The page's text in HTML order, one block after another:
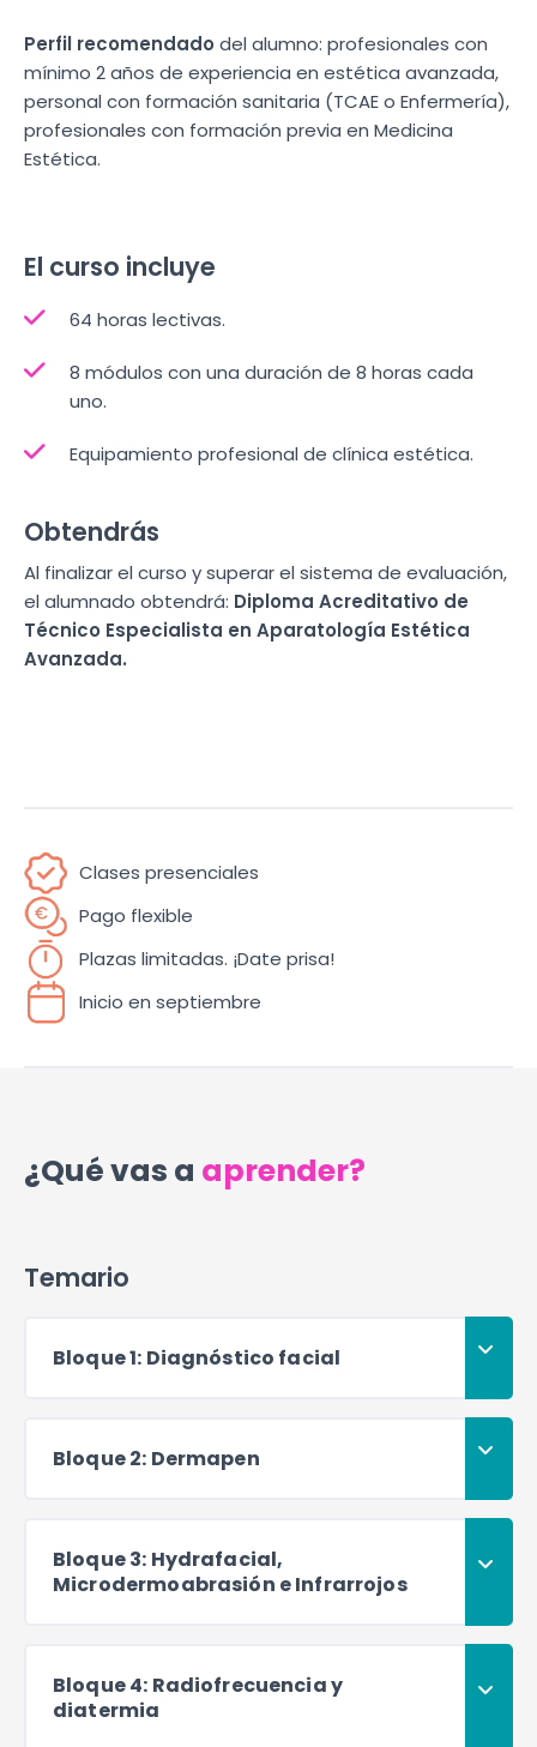
Perfil recomendado del alumno: profesionales con
mínimo 2 años de experiencia en estética avanzada,
personal con formación sanitaria (TCAE o Enfermería),
profesionales con formación previa en Medicina
Estética.
El curso incluye
64 horas lectivas.
8 módulos con una duración de 8 horas cada
uno.
Equipamiento profesional de clínica estética.
Obtendrás
Al finalizar el curso y superar el sistema de evaluación,
el alumnado obtendrá: Diploma Acreditativo de
Técnico Especialista en Aparatología Estética
Avanzada.
Clases presenciales
Pago flexible
Plazas limitadas. ¡Date prisa!
Inicio en septiembre
¿Qué vas a aprender?
Temario
Bloque 1: Diagnóstico facial
Bloque 2: Dermapen
Bloque 3: Hydrafacial,
Microdermoabrasión e Infrarrojos
Bloque 4: Radiofrecuencia y
diatermia